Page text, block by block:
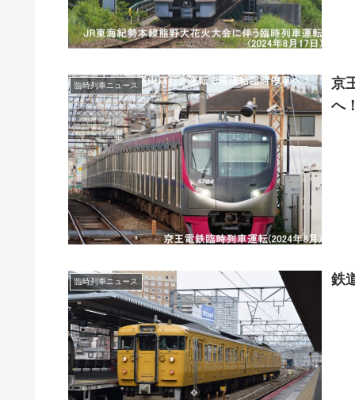
臨時列車ニュース
京
へ
臨時列車ニュース 鉄